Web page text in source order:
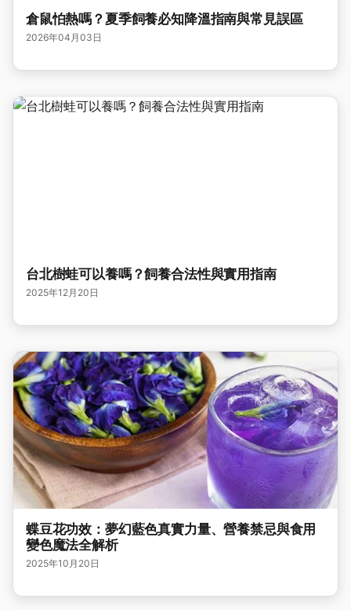
倉鼠怕熱嗎？夏季飼養必知降溫指南與常見誤區
2026年04月03日
台北樹蛙可以養嗎？飼養合法性與實用指南
2025年12月20日
蝶豆花功效：夢幻藍色真實力量、營養禁忌與食用
變色魔法全解析
2025年10月20日